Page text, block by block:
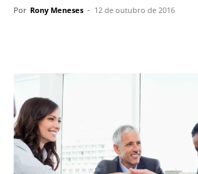
Por Rony Meneses - 12 de outubro de 2016